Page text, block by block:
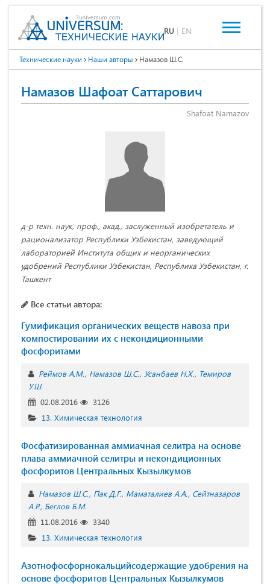
RU | EN
Технические науки Наши авторы Намазов Ш.С.
Намазов Шафоат Саттарович
Shafoat Namazov
д-р техн. наук, проф., акад., заслуженный изобретатель и
рационализатор Республики Узбекистан, заведующий
лабораторией Института общих и неорганических
удобрений Республики Узбекистан, Республика Узбекистан, г.
Ташкент
Все статьи автора:
Гумификация органических веществ навоза при
компостировании их с некондиционными
фосфоритами
Реймов А.М. Намазов Ш.С. Усанбаев Н.Х. Темиров
У.Ш.
02.08.2016
3126
13. Химическая технология
Фосфатизированная аммиачная селитра на основе
плава аммиачной селитры и некондиционных
фосфоритов Центральных Кызылкумов
Намазов Ш.С. Пак Д.Г. Маматалиев А.А. Сейтназаров
А.Р. Беглов Б.М.
11.08.2016
3340
13. Химическая технология
Азотнофосфорнокальцийсодержащие удобрения на
основе фосфоритов Центральных Кызылкумов